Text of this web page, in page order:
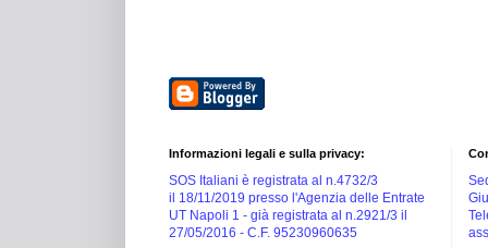
Informazioni legali e sulla privacy:
SOS Italiani è registrata al n.4732/3
il 18/11/2019 presso l'Agenzia delle Entrate
UT Napoli 1 - già registrata al n.2921/3 il
27/05/2016 - C.F. 95230960635